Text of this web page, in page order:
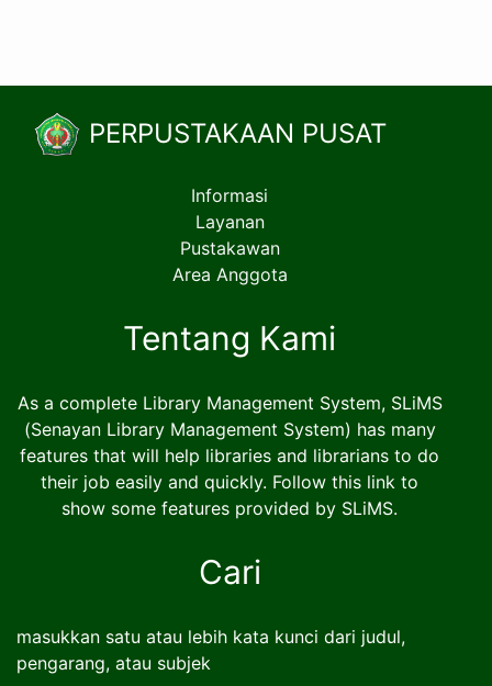
PERPUSTAKAAN PUSAT
Informasi
Layanan
Pustakawan
Area Anggota
Tentang Kami
As a complete Library Management System, SLiMS
(Senayan Library Management System) has many
features that will help libraries and librarians to do
their job easily and quickly. Follow this link to
show some features provided by SLiMS.
Cari
masukkan satu atau lebih kata kunci dari judul,
pengarang, atau subjek